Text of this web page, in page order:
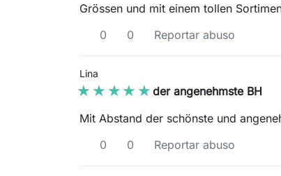
Grössen und mit einem tollen
0
0 Reportar abuso
Lina
★★★★★
★★★★★ der angenehmste BH
Mit Abstand der schönste und
0
0 Reportar abuso